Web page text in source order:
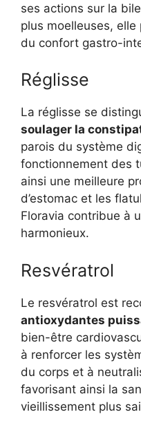
ses actions sur la
plus moelleuses, elle
du confort gastro-
Réglisse
La réglisse se
soulager la
parois du système
fonctionnement des
ainsi une meilleure
d’estomac et les
Floravia contribue à
harmonieux.
Resvératrol
Le resvératrol est
antioxydantes
bien-être
à renforcer les
du corps et à
favorisant ainsi la
vieillissement plus